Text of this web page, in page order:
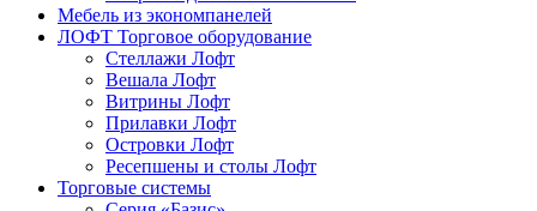
Мебель из экономпанелей
ЛОФТ Торговое оборудование
Стеллажи Лофт
Вешала Лофт
Витрины Лофт
Прилавки Лофт
Островки Лофт
Ресепшены и столы Лофт
Торговые системы